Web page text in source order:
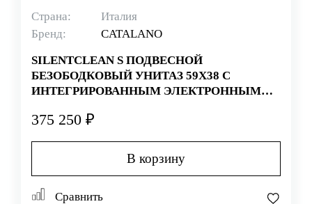
Страна:
Италия
Бренд:
CATALANO
SILENTCLEAN S ПОДВЕСНОЙ
БЕЗОБОДКОВЫЙ УНИТАЗ 59X38 С
ИНТЕГРИРОВАННЫМ ЭЛЕКТРОННЫМ
1VS59CCLC00)
375 250 ₽
В корзину
Сравнить